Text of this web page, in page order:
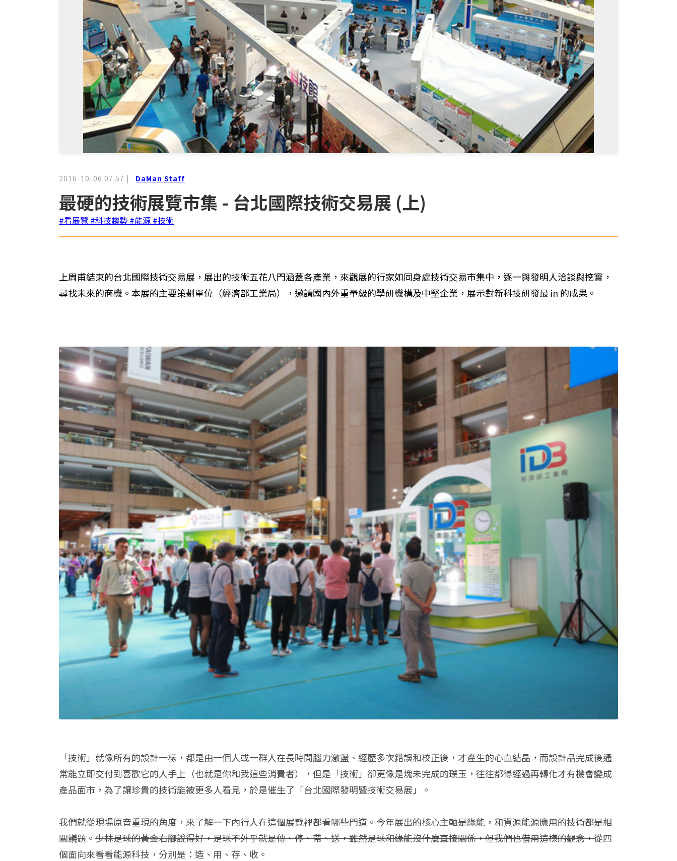
2016-10-06 07:57 | DaMan Staff
最硬的技術展覽市集 - 台北國際技術交易展 (上)
#看展覽 #科技趨勢 #能源 #技術
上周甫結束的台北國際技術交易展，展出的技術五花八門涵蓋各產業，來觀展的行家如同身處技術交易市集中，逐一與發明人洽談與挖寶，
尋找未來的商機。本展的主要策劃單位（經濟部工業局），邀請國內外重量級的學研機構及中堅企業，展示對新科技研發最 in 的成果。
「技術」就像所有的設計一樣，都是由一個人或一群人在長時間腦力激盪、經歷多次錯誤和校正後，才產生的心血結晶，而設計品完成後通
常能立即交付到喜歡它的人手上（也就是你和我這些消費者），但是「技術」卻更像是塊未完成的璞玉，往往都得經過再轉化才有機會變成
產品面市，為了讓珍貴的技術能被更多人看見，於是催生了「台北國際發明暨技術交易展」。
我們就從現場原音重現的角度，來了解一下內行人在這個展覽裡都看哪些門道。今年展出的核心主軸是綠能，和資源能源應用的技術都是相
關議題。 少林足球的黃金右腳說得好，足球不外乎就是傳、停、帶、送，雖然足球和緣能沒什麼直接關係，但我們也借用這樣的觀念，從四
個面向來看看能源科技，分別是：造、用、存、收。